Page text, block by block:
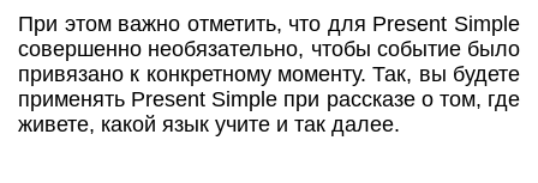
При этом важно отметить, что для Present Simple
совершенно необязательно, чтобы событие было
привязано к конкретному моменту. Так, вы будете
применять Present Simple при рассказе о том, где
живете, какой язык учите и так далее.